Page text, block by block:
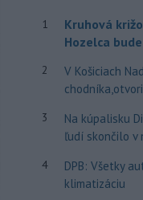
1
Kruhová
Hozelca
2
V Košiciach
3
Na kúpalisku
ľudí skončilo v
4
DPB: Všetky
klimatizáciu